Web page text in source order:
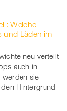
Welche
und Läden im
neu verteilt
auch in
werden sie
Hintergrund